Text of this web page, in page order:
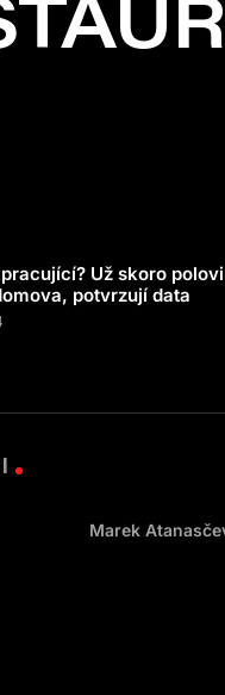
Už skoro
potvrzují data
Marek